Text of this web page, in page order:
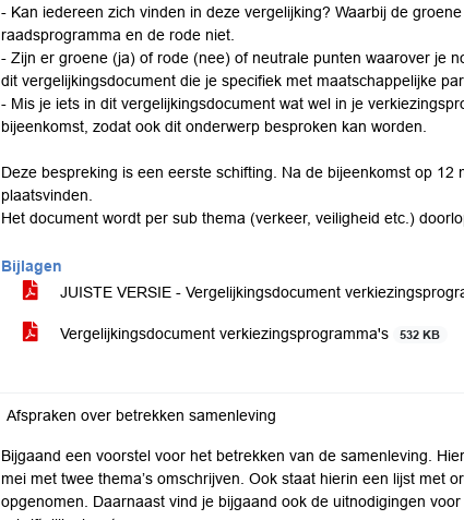
- Kan iedereen zich vinden in deze vergelijking? Waarbij de
raadsprogramma en de rode niet.
- Zijn er groene (ja) of rode (nee) of neutrale punten waarover je
dit vergelijkingsdocument die je specifiek met maatschappelijke
- Mis je iets in dit vergelijkingsdocument wat wel in je
bijeenkomst, zodat ook dit onderwerp besproken kan worden.
Deze bespreking is een eerste schifting. Na de bijeenkomst op
plaatsvinden.
Het document wordt per sub thema (verkeer, veiligheid etc.)
Bijlagen
JUISTE VERSIE - Vergelijkingsdocument
Vergelijkingsdocument verkiezingsprogramma's 532 KB
Afspraken over betrekken samenleving
Bijgaand een voorstel voor het betrekken van de samenleving.
mei met twee thema’s omschrijven. Ook staat hierin een lijst met
opgenomen. Daarnaast vind je bijgaand ook de uitnodigingen